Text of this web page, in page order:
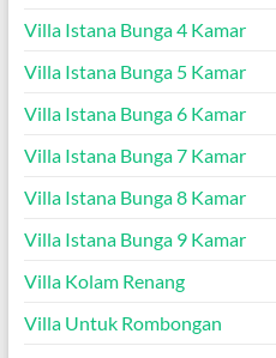
Villa Istana Bunga 4 Kamar
Villa Istana Bunga 5 Kamar
Villa Istana Bunga 6 Kamar
Villa Istana Bunga 7 Kamar
Villa Istana Bunga 8 Kamar
Villa Istana Bunga 9 Kamar
Villa Kolam Renang
Villa Untuk Rombongan